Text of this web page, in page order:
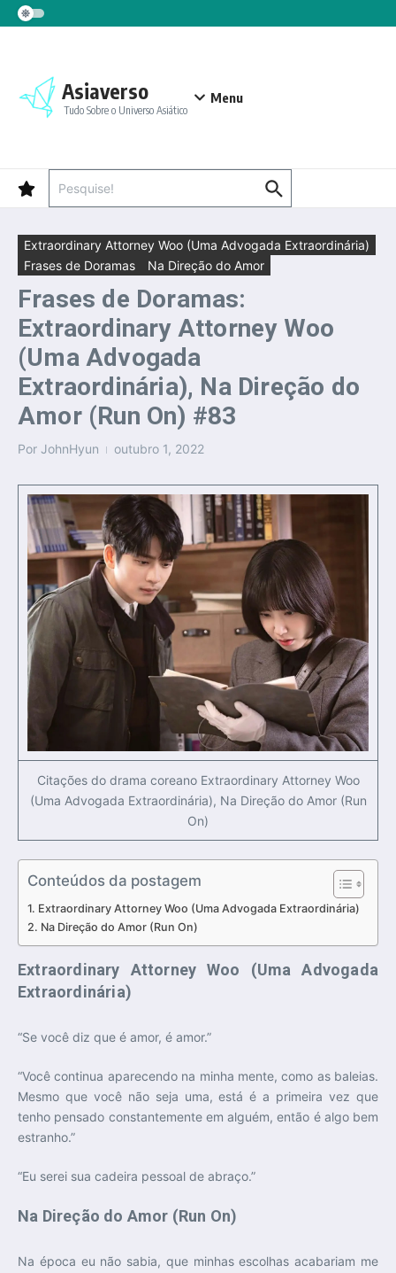
Ir para o conteúdo
Asiaverso
Tudo Sobre o Universo Asiático
Menu
Extraordinary Attorney Woo (Uma Advogada Extraordinária)
Frases de Doramas
Na Direção do Amor
Frases de Doramas:
Extraordinary Attorney Woo
(Uma Advogada
Extraordinária), Na Direção do
Amor (Run On) #83
Por JohnHyun outubro 1, 2022
Citações do drama coreano Extraordinary Attorney Woo
(Uma Advogada Extraordinária), Na Direção do Amor (Run
On)
Conteúdos da postagem
Extraordinary Attorney Woo (Uma Advogada Extraordinária)
Na Direção do Amor (Run On)
Extraordinary Attorney Woo (Uma Advogada
Extraordinária)
“Se você diz que é amor, é amor.”
“Você continua aparecendo na minha mente, como as baleias.
Mesmo que você não seja uma, está é a primeira vez que
tenho pensado constantemente em alguém, então é algo bem
estranho.”
“Eu serei sua cadeira pessoal de abraço.”
Na Direção do Amor (Run On)
Na época eu não sabia, que minhas escolhas acabariam me